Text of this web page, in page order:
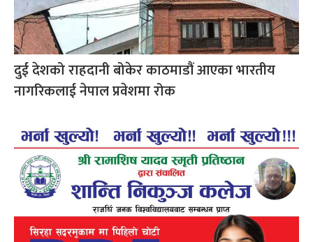
दुई देशको राहदानी बोकेर काठमाडौं आएका भारतीय
नागरिकलाई नेपाल प्रवेशमा रोक